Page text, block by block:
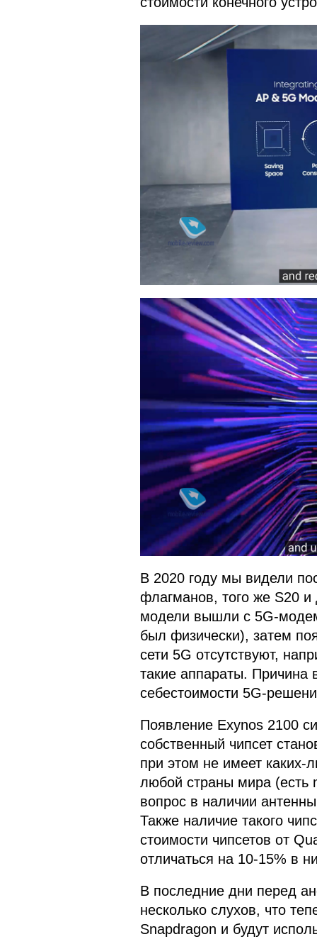
В 2020 году мы видели
флагманов, того же S20 и
модели вышли с 5G-
был физически), затем
сети 5G отсутствуют,
такие аппараты. Причина
себестоимости 5G-
Появление Exynos 2100
собственный чипсет
при этом не имеет каких-
любой страны мира (есть
вопрос в наличии
Также наличие такого
стоимости чипсетов от
отличаться на 10-15% в
В последние дни перед
несколько слухов, что
Snapdragon и будут